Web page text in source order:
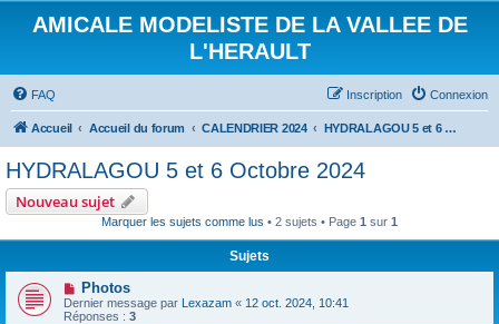
AMICALE MODELISTE DE LA VALLEE DE
L'HERAULT
FAQ Connexion
Inscription
Accueil Accueil du forum CALENDRIER 2024 HYDRALAGOU 5 et 6 Octobre 2024
HYDRALAGOU 5 et 6 Octobre 2024
Nouveau sujet
Marquer les sujets comme lus • 2 sujets • Page 1 sur 1
Sujets
Photos
Dernier message par Lexazam « 12 oct. 2024, 10:41
Réponses : 3